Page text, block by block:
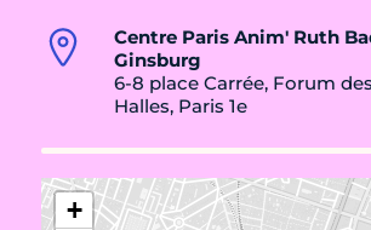
Centre Paris Anim' Ruth
Ginsburg
6-8 place Carrée, Forum des
Halles, Paris 1e
+